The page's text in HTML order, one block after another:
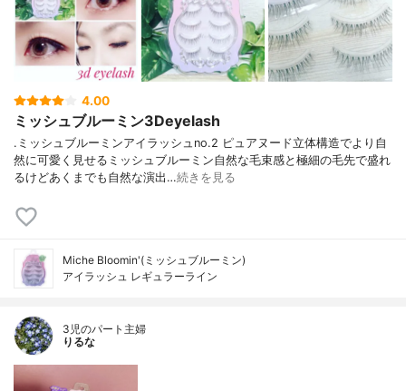
4.00
ミッシュブルーミン3Deyelash
.ミッシュブルーミンアイラッシュno.2 ピュアヌード立体構造でより自
然に可愛く見せるミッシュブルーミン自然な毛束感と極細の毛先で盛れ
るけどあくまでも自然な演出…続きを見る
Miche Bloomin'(ミッシュブルーミン)
アイラッシュ レギュラーライン
3児のパート主婦
りるな